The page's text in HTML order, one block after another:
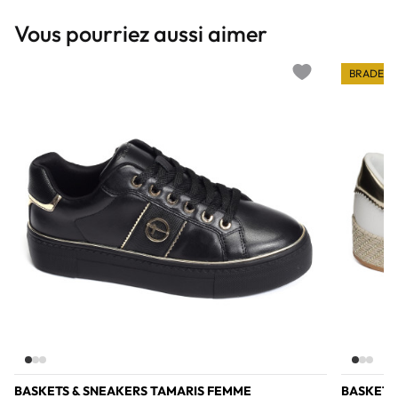
Vous pourriez aussi aimer
BASKETS & SNEAKERS TAMARIS FEMME